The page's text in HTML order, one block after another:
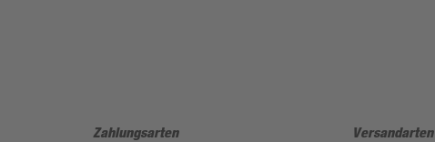
Zahlungsarten Versandarten